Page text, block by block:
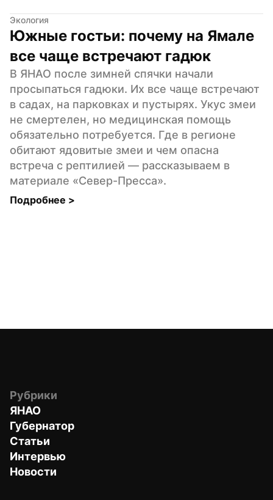
Экология
Южные гостьи: почему на Ямале
все чаще встречают гадюк
В ЯНАО после зимней спячки начали
просыпаться гадюки. Их все чаще встречают
в садах, на парковках и пустырях. Укус змеи
не смертелен, но медицинская помощь
обязательно потребуется. Где в регионе
обитают ядовитые змеи и чем опасна
встреча с рептилией — рассказываем в
материале «Север-Пресса».
Подробнее >
Рубрики
ЯНАО
Губернатор
Статьи
Интервью
Новости